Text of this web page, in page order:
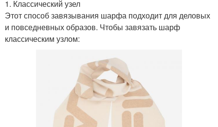
1. Классический узел
Этот способ завязывания шарфа подходит для деловых
и повседневных образов. Чтобы завязать шарф
классическим узлом: